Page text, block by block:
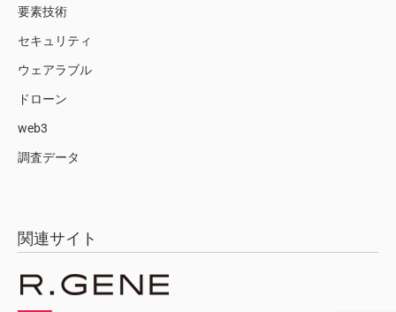
要素技術
セキュリティ
ウェアラブル
ドローン
web3
調査データ
関連サイト